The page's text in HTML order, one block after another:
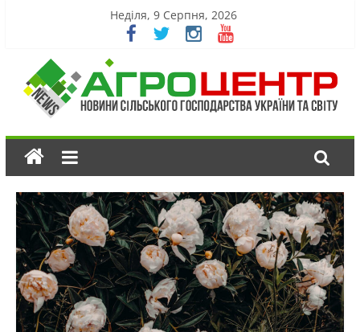
Неділя, 9 Серпня, 2026